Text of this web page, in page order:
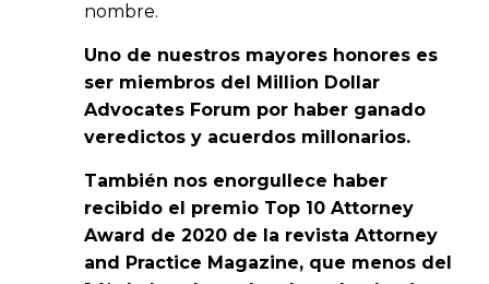
nombre.
Uno de nuestros mayores honores es
ser miembros del Million Dollar
Advocates Forum por haber ganado
veredictos y acuerdos millonarios.
También nos enorgullece haber
recibido el premio Top 10 Attorney
Award de 2020 de la revista Attorney
and Practice Magazine, que menos del